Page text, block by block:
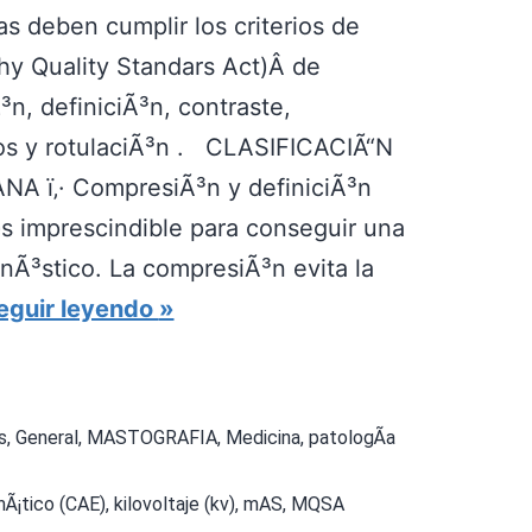
o
s
t
e
c
n
i
c
deben cumplir los criterios de
Quality Standars Act)Â de
definiciÃ³n, contraste,
y rotulaciÃ³n . CLASIFICACIÃ“N
ï‚· CompresiÃ³n y definiciÃ³n
imprescindible para conseguir una
La compresiÃ³n evita la
leyendo I

E
, General , MASTOGRAFIA, Medicina, patologÃ­a
(CAE), kilovoltaje (kv), mAS, MQSA